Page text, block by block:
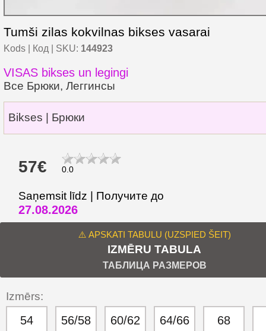
Tumši zilas kokvilnas bikses vasarai
Kods | Код | SKU: 144923
VISAS bikses un legingi
Все Брюки, Леггинсы
Bikses | Брюки
57€ 0.0
Saņemsit līdz | Получите до
27.08.2026
⚠️ APSKATI TABULU (UZSPIED ŠEIT)
IZMĒRU TABULA
ТАБЛИЦА РАЗМЕРОВ
Izmērs:
54 56/58 60/62 64/66 68